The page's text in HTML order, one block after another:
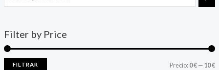
Filter by Price
FILTRAR Precio:0 €—10 €